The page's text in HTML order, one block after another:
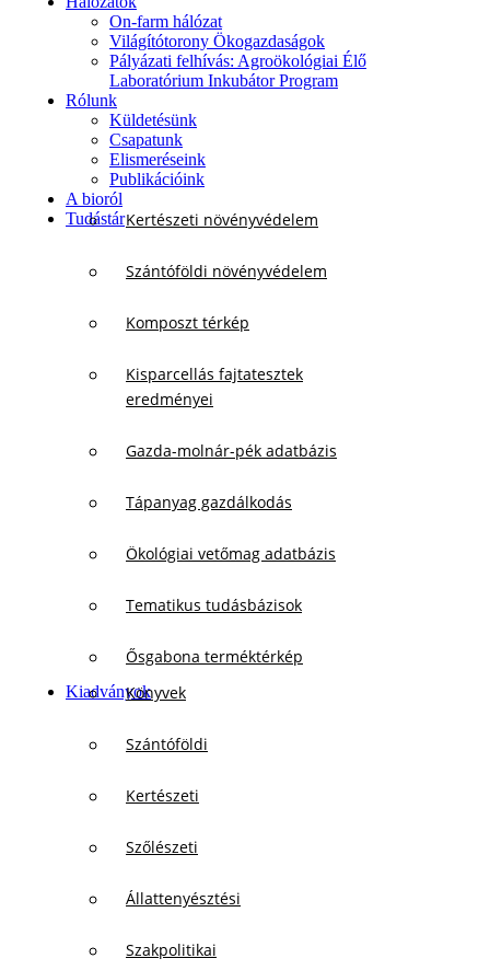
On-farm hálózat
Világítótorony Ökogazdaságok
Pályázati felhívás: Agroökológiai Élő
Laboratórium Inkubátor Program
Rólunk
Küldetésünk
Csapatunk
Elismeréseink
Publikációink
A bioról
TudástárKertészeti növényvédelem
Szántóföldi növényvédelem
Komposzt térkép
Kisparcellás fajtatesztek
eredményei
Gazda-molnár-pék adatbázis
Tápanyag gazdálkodás
Ökológiai vetőmag adatbázis
Tematikus tudásbázisok
Ősgabona terméktérkép
KiadványokKönyvek
Szántóföldi
Kertészeti
Szőlészeti
Állattenyésztési
Szakpolitikai